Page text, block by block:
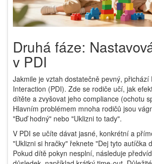
Druhá fáze:
v PDI
Jakmile je vztah dostatečně pevný, přichází
Interaction (PDI). Zde se rodiče učí, jak
dítěte a zvyšovat jeho compliance (ochotu
Hlavním problémem mnoha rodičů jsou
"Buď hodný" nebo "Uklizni to tady".
V PDI se učíte dávat jasné, konkrétní a
"Uklizni si hračky" řeknete "Dej tyto autíčka
Pokud dítě pokyn nesplní, následuje